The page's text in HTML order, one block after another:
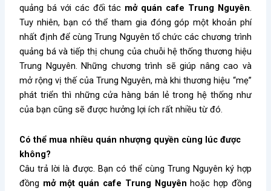
quảng bá với các đối tác mở quán cafe Trung Nguyên.
Tuy nhiên, bạn có thể tham gia đóng góp một khoản phí
nhất định để cùng Trung Nguyên tổ chức các chương trình
quảng bá và tiếp thị chung của chuỗi hệ thống thương hiệu
Trung Nguyên. Những chương trình sẽ giúp nâng cao và
mở rộng vị thế của Trung Nguyên, mà khi thương hiệu “mẹ”
phát triển thì những cửa hàng bán lẻ trong hệ thống như
của bạn cũng sẽ được hưởng lợi ích rất nhiều từ đó.
Có thể mua nhiều quán nhượng quyền cùng lúc được
không?
Câu trả lời là được. Bạn có thể cùng Trung Nguyên ký hợp
đồng mở một quán cafe Trung Nguyên hoặc hợp đồng